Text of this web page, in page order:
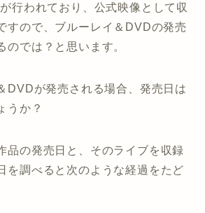
が行われており、公式映像として収
すので、ブルーレイ＆DVDの発売
のでは？と思います。
DVDが発売される場合、発売日は
うか？
品の発売日と、そのライブを収録
を調べると次のような経過をたど